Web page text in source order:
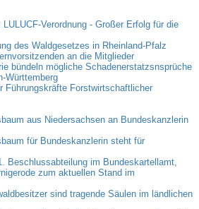
Verordnung - Großer Erfolg für die
des Waldgesetzes in Rheinland-Pfalz
an die Mitglieder
bündeln mögliche Schadenerstatzsnsprüche
Württemberg
Führungskräfte Forstwirtschaftlicher
aus Niedersachsen an Bundeskanzlerin
für Bundeskanzlerin steht für
Beschlussabteilung im Bundeskartellamt,
zum aktuellen Stand im
sind tragende Säulen im ländlichen